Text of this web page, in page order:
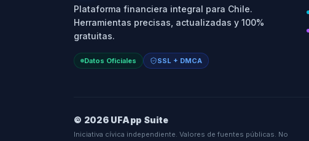
Plataforma financiera integral para Chile.
Herramientas precisas, actualizadas y 100%
gratuitas.
Datos Oficiales SSL + DMCA
© 2026 UFApp Suite
Iniciativa cívica independiente. Valores de fuentes públicas. No